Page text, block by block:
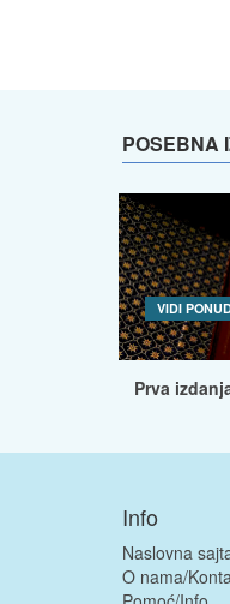
POSEBNA
VIDI
Prva
Info
Naslovna
O nama/